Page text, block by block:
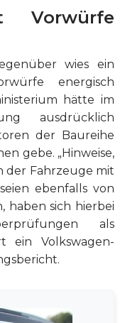
Vorwürfe
wies ein
energisch
hätte im
ausdrücklich
der Baureihe
gebe. „Hinweise,
der Fahrzeuge mit
ebenfalls von
haben sich hierbei
als
ein Volkswagen-